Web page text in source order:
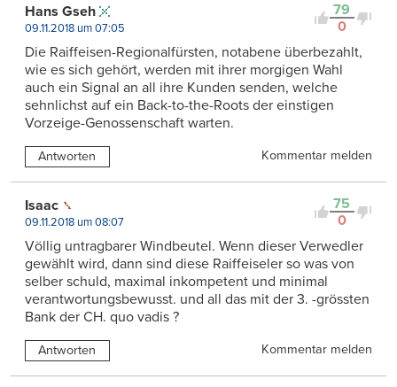
79
0
Hans Gseh
09.11.2018 um 07:05
Die Raiffeisen-Regionalfürsten, notabene überbezahlt,
wie es sich gehört, werden mit ihrer morgigen Wahl
auch ein Signal an all ihre Kunden senden, welche
sehnlichst auf ein Back-to-the-Roots der einstigen
Vorzeige-Genossenschaft warten.
Antworten Kommentar melden
75
0
Isaac
09.11.2018 um 08:07
Völlig untragbarer Windbeutel. Wenn dieser Verwedler
gewählt wird, dann sind diese Raiffeiseler so was von
selber schuld, maximal inkompetent und minimal
verantwortungsbewusst. und all das mit der 3. -grössten
Bank der CH. quo vadis ?
Antworten Kommentar melden